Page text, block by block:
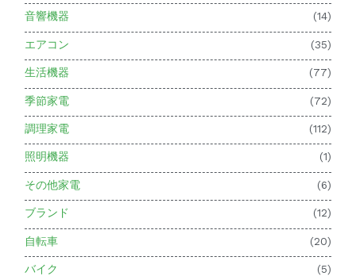
音響機器 (14)
エアコン (35)
生活機器 (77)
季節家電 (72)
調理家電 (112)
照明機器 (1)
その他家電 (6)
ブランド (12)
自転車 (20)
バイク (5)